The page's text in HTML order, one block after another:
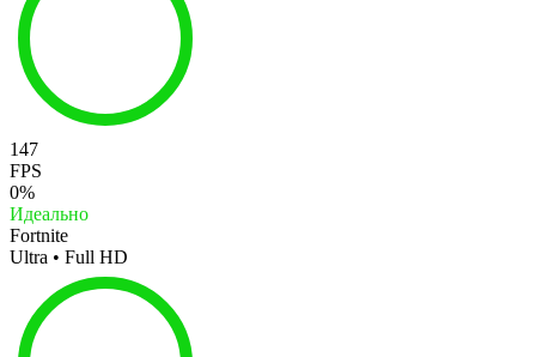
147
FPS
0%
Идеально
Fortnite
Ultra • Full HD